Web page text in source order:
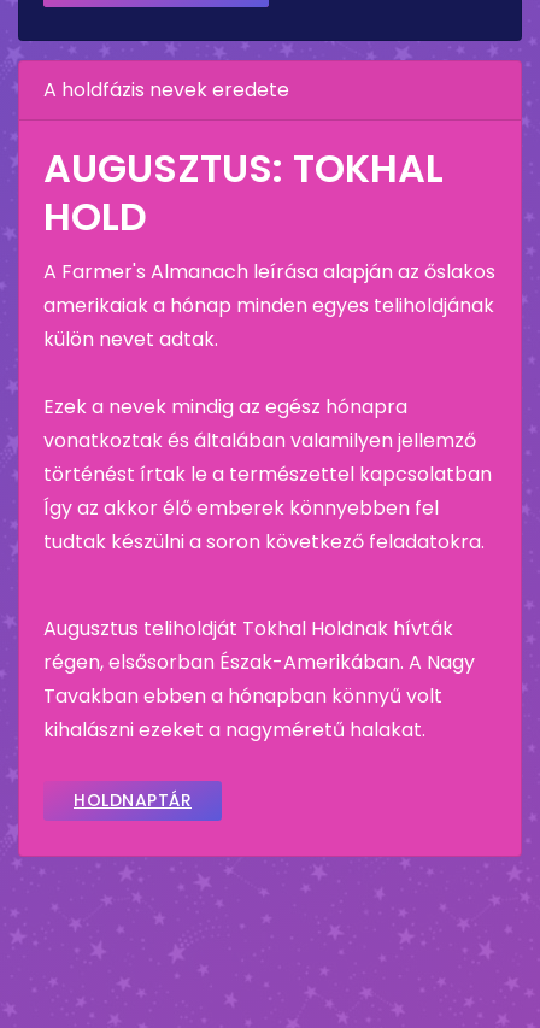
A holdfázis nevek eredete
AUGUSZTUS: TOKHAL
HOLD
A Farmer's Almanach leírása alapján az őslakos
amerikaiak a hónap minden egyes teliholdjának
külön nevet adtak.
Ezek a nevek mindig az egész hónapra
vonatkoztak és általában valamilyen jellemző
történést írtak le a természettel kapcsolatban
Így az akkor élő emberek könnyebben fel
tudtak készülni a soron következő feladatokra.
Augusztus teliholdját Tokhal Holdnak hívták
régen, elsősorban Észak-Amerikában. A Nagy
Tavakban ebben a hónapban könnyű volt
kihalászni ezeket a nagyméretű halakat.
HOLDNAPTÁR